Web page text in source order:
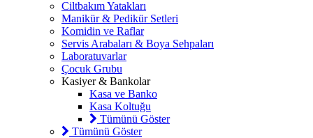
Ciltbakım Yatakları
Manikür & Pedikür Setleri
Komidin ve Raflar
Servis Arabaları & Boya Sehpaları
Laboratuvarlar
Çocuk Grubu
Kasiyer & Bankolar
Kasa ve Banko
Kasa Koltuğu
Tümünü Göster
Tümünü Göster